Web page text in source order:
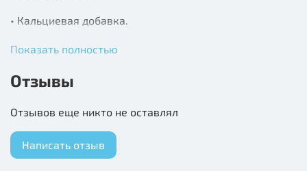
• Кальциевая добавка.
• Необходима щенкам в период активного роста,
кальции, собакам во время беременности и
минеральной добавки, помогают организму
усваивать кальций, что особенно важно в период
Показать полностью
Отзывы
Отзывов еще никто не оставлял
Написать отзыв